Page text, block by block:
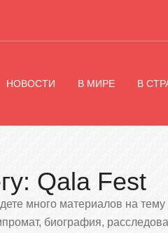
НОВОСТИ В МИРЕ В
Qala Fest
много материалов на тему
биография,